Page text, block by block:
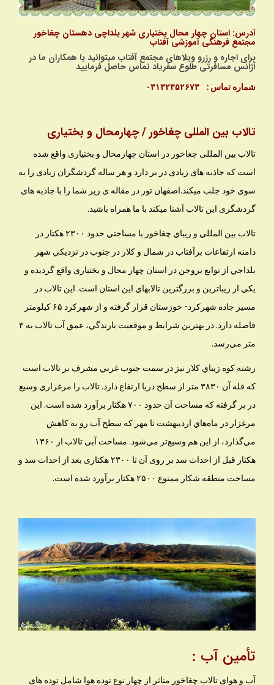
آدرس: استان چهار محال بختیاری شهر بلداچی دهستان چغاخور
مجتمع فرهنگی آموزشی آفتاب
برای اجاره و رزرو ویلاهای مجتمع آفتاب میتوانید با همکاران ما در
آژانس مسافرتی طلوع سفریاد تماس حاصل فرمایید
شماره تماس : ۰۳۱۳۲۳۵۲۶۷۳
تالاب بین المللی چغاخور / چهارمحال و بختیاری
تالاب بین المللی چغاخور در استان چهارمحال و بختیاری واقع شده
است که جاذبه های زیادی در بر دارد و هر ساله گردشگران زیادی را به
سوی خود جلب میکند.اصفهان تور در مقاله ی زیر شما را با جاذبه های
گردشگری این تالاب آشنا میکند با ما همراه باشید.
تالاب بين المللي و زيباي چغاخور با مساحتي حدود ۲۳۰۰ هكتار در
دامنه ارتفاعات برآفتاب در شمال و كلار در جنوب در نزديكي شهر
بلداجي از توابع بروجن در استان چهار محال و بختیاری واقع گرديده و
يكي از زيباترين و بزرگترين تالابهاي این استان است. اين تالاب در
مسير جاده شهركرد- خوزستان قرار گرفته و از شهركرد ۶۵ كيلومتر
فاصله دارد. در بهترين شرايط و موقعيت بارندگي، عمق آب تالاب به ۳
متر مي‌رسد.
رشته كوه زيباي كلار نيز در سمت جنوب غربي مشرف بر تالاب است
كه قله آن ۳۸۳۰ متر از سطح دريا ارتفاع دارد. تالاب را مرغزاري وسيع
در بر گرفته كه مساحت آن حدود ۷۰۰ هكتار برآورد شده است. اين
مرغزار در ماه‌هاي ارديبهشت تا مهر كه سطح آب رو به كاهش
مي‌گذارد، از اين هم وسيع‌تر مي‌شود. مساحت آبى تالاب از ۱۳۶۰
هكتار قبل از احداث سد بر روى آن تا ۲۳۰۰ هكتارى بعد از احداث سد و
مساحت منطقه شكار ممنوع ۲۵۰۰ هكتار برآورد شده است.
تأمین آب :
آب و هواى تالاب چغاخور متاثر از چهار نوع توده هوا شامل توده هاى